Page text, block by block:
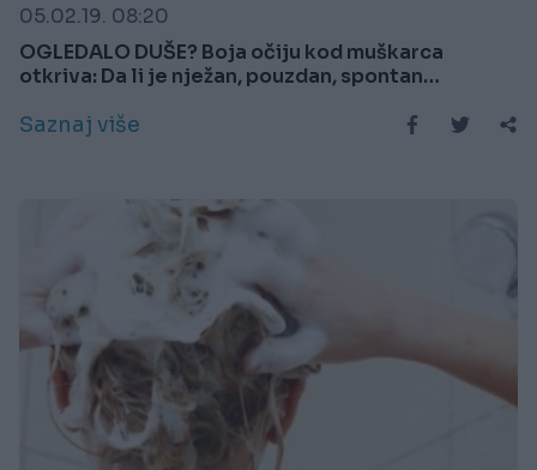
05.02.19. 08:20
OGLEDALO DUŠE? Boja očiju kod muškarca
otkriva: Da li je nježan, pouzdan, spontan…
Saznaj više